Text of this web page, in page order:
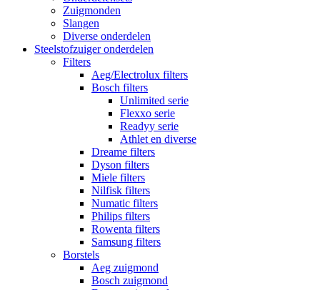
Zuigmonden
Slangen
Diverse onderdelen
Steelstofzuiger onderdelen
Filters
Aeg/Electrolux filters
Bosch filters
Unlimited serie
Flexxo serie
Readyy serie
Athlet en diverse
Dreame filters
Dyson filters
Miele filters
Nilfisk filters
Numatic filters
Philips filters
Rowenta filters
Samsung filters
Borstels
Aeg zuigmond
Bosch zuigmond